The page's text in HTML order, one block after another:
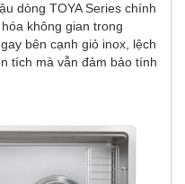
dòng TOYA Series chính
không gian trong
bên cạnh giỏ inox, lệch
tích mà vẫn đảm bảo tính